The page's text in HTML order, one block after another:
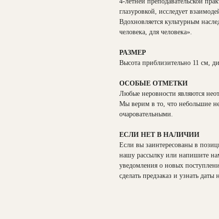
глазуровкой, исследует
Вдохновляется культурным
человека, для человека».
РАЗМЕР
Высота приблизительно 11 см,
ОСОБЫЕ ОТМЕТКИ
Любые неровности являются
Мы верим в то, что небольшие
очаровательными.
ЕСЛИ НЕТ В НАЛИЧИИ
Если вы заинтересованы в
нашу рассылку или напишите
уведомления о новых
сделать предзаказ и узнать даты